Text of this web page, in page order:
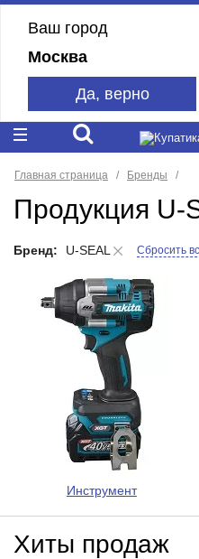
Ваш город
Москва
Да, верно
Главная страница Бренды
Продукция U-
Бренд: U-SEAL Сбросить
Инструмент
Хиты продаж